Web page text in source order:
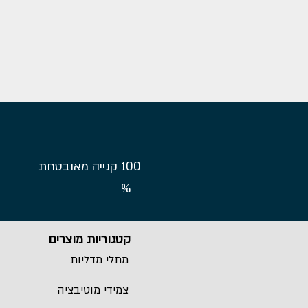
קטגוריות מוצרים
מתלי מדליות
צמידי מוטיבציה
קנייה מאובטחת100
%